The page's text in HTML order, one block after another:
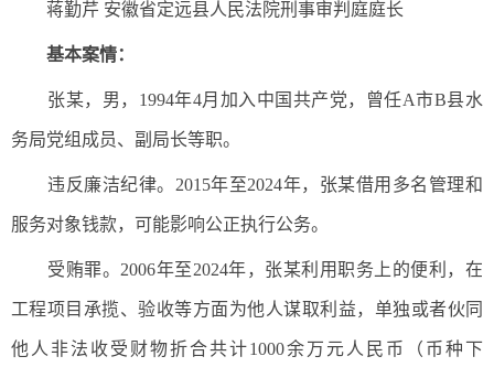
蒋勤芹 安徽省定远县人民法院刑事审判庭庭长
基本案情：
张某，男，1994年4月加入中国共产党，曾任A市B县水
务局党组成员、副局长等职。
违反廉洁纪律。2015年至2024年，张某借用多名管理和
服务对象钱款，可能影响公正执行公务。
受贿罪。2006年至2024年，张某利用职务上的便利，在
工程项目承揽、验收等方面为他人谋取利益，单独或者伙同
他人非法收受财物折合共计1000余万元人民币（币种下